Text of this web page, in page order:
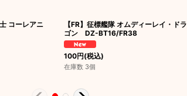
コーレアニ
【FR】征標艦隊 オムディーレイ・ドラ
ゴン DZ-BT16/FR38
100円(税込)
在庫数 3個